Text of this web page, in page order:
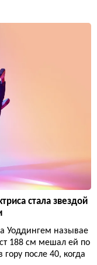
стала звездой
Уоддингем называе
188 см мешал ей по
после 40, когда